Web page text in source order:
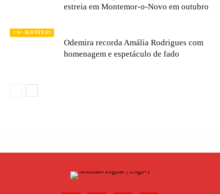
estreia em Montemor-o-Novo em outubro
// S+ ALENTEJO
Odemira recorda Amália Rodrigues com
homenagem e espetáculo de fado